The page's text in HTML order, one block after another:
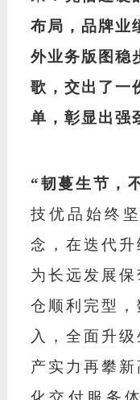
布局，品牌业
外业务版图稳
歌，交出了一
单，彰显出强
“韧蔓生节，
技优品始终
念，在迭代升
为长远发展
仓顺利完型
入，全面升
产实力再攀新